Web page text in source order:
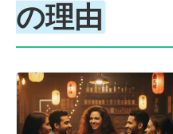
の理由